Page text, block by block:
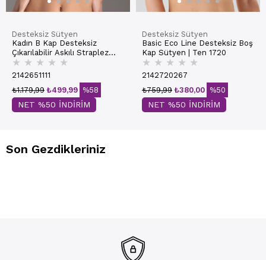
Desteksiz Sütyen
Kadın B Kap Desteksiz
Çıkarılabilir Askılı Straplez
Basic Sütyen | Ekru 7050
★ ★ ★ ★ ★
2142651111
₺499,99
₺1.179,99 %58
NET %50 İNDİRİM
Desteksiz Sütyen
Basic Eco Line Desteksiz Boş
Kap Sütyen | Ten 1720
★ ★ ★ ★ ★
2142720267
₺380,00
₺759,99 %50
NET %50 İNDİRİM
Son Gezdikleriniz